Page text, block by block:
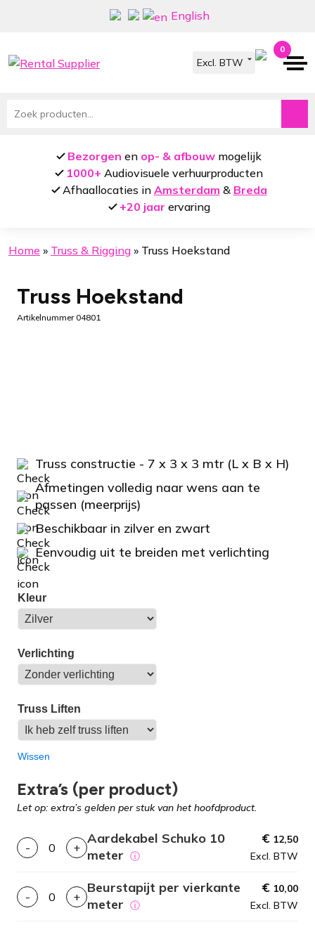
navigatie
inhoud
English
0
Zoeken
Bezorgen en op- & afbouw mogelijk
1000+ Audiovisuele verhuurproducten
Afhaallocaties in Amsterdam & Breda
+20 jaar ervaring
Home » Truss & Rigging » Truss Hoekstand
Truss Hoekstand
Artikelnummer 04801
Truss constructie - 7 x 3 x 3 mtr (L x B x H)
Afmetingen volledig naar wens aan te
passen (meerprijs)
Beschikbaar in zilver en zwart
Eenvoudig uit te breiden met verlichting
Kleur
Verlichting
Truss Liften
Wissen
Extra’s (per product)
Let op: extra’s gelden per stuk van het hoofdproduct.
- +
Aardekabel Schuko 10
meter ⓘ
€ 12,50
Excl. BTW
- +
Beurstapijt per vierkante
meter ⓘ
€ 10,00
Excl. BTW